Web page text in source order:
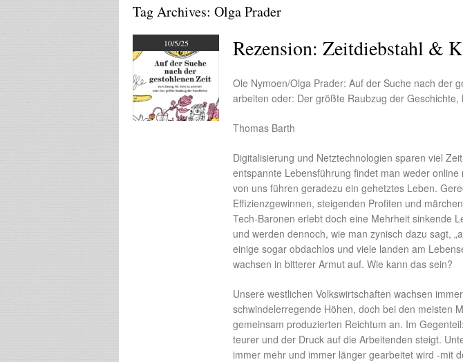
Tag Archives: Olga Prader
10/5/25 Rezension: Zeitdiebstahl &
Ole Nymoen/Olga Prader: Auf der Suche nach der
arbeiten oder: Der größte Raubzug der
Thomas Barth
Digitalisierung und Netztechnologien sparen viel
entspannte Lebensführung findet man weder
von uns führen geradezu ein gehetztes Leben.
Effizienzgewinnen, steigenden Profiten und
Tech-Baronen erlebt doch eine Mehrheit sinkende
und werden dennoch, wie man zynisch dazu sagt,
einige sogar obdachlos und viele landen am
wachsen in bitterer Armut auf. Wie kann das sein?
Unsere westlichen Volkswirtschaften wachsen
schwindelerregende Höhen, doch bei den meisten
gemeinsam produzierten Reichtum an. Im
teurer und der Druck auf die Arbeitenden steigt.
immer mehr und immer länger gearbeitet wird -mit